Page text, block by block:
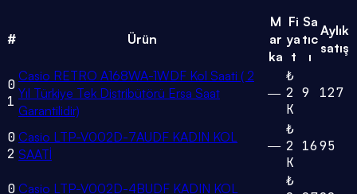
# Ürün
M
ar
ka
Fi
ya
t
Sa
tıc
ı
Aylık
satış
0
1
Casio RETRO A168WA-1WDF Kol Saati ( 2
Yıl Türkiye Tek Distribütörü Ersa Saat
Garantilidir)
—
₺
2
K
9 127
0
2
Casio LTP-V002D-7AUDF KADIN KOL
SAATİ
—
₺
2
K
1695
0 Casio LTP-V002D-4BUDF KADIN KOL
₺